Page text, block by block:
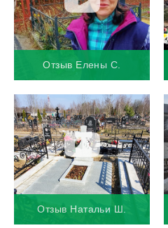
Отзыв Елены С.
Отзыв Натальи Ш.